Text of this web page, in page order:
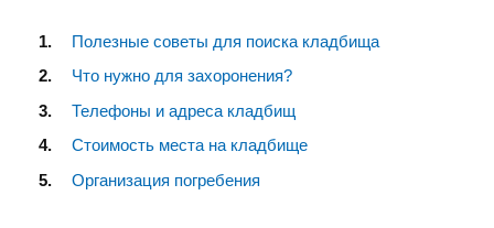
Полезные советы для поиска кладбища
Что нужно для захоронения?
Телефоны и адреса кладбищ
Стоимость места на кладбище
Организация погребения